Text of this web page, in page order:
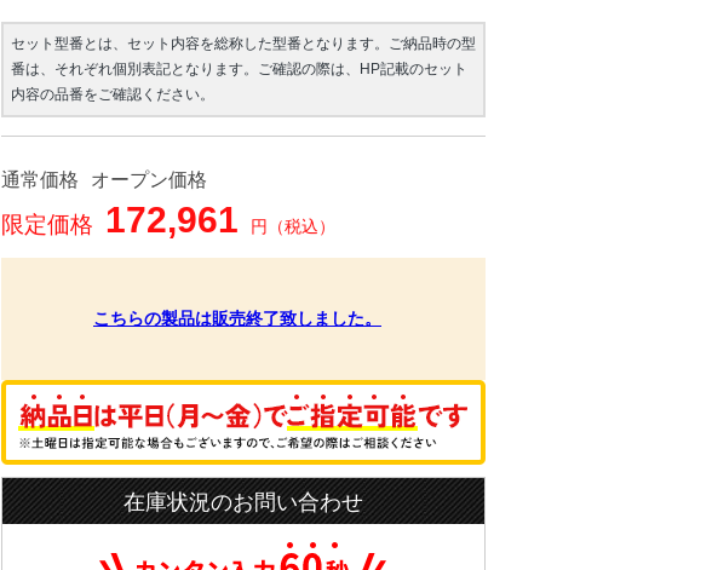
セット型番とは、セット内容を総称した型番となります。ご納品時の型
番は、それぞれ個別表記となります。ご確認の際は、HP記載のセット
内容の品番をご確認ください。
通常価格 オープン価格
限定価格 172,961 円（税込）
こちらの製品は販売終了致しました。
在庫状況のお問い合わせ